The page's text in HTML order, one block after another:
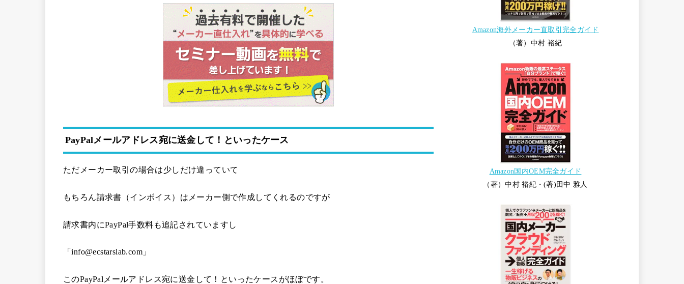
PayPalメールアドレス宛に送金して！といったケース
ただメーカー取引の場合は少しだけ違っていて
もちろん請求書（インボイス）はメーカー側で作成してくれるのですが
請求書内にPayPal手数料も追記されていますし
「info@ecstarslab.com」
このPayPalメールアドレス宛に送金して！といったケースがほぼです。
Amazon海外メーカー直取引完全ガイド
（著）中村 裕紀
Amazon国内OEM完全ガイド
（著）中村 裕紀・(著)田中 雅人